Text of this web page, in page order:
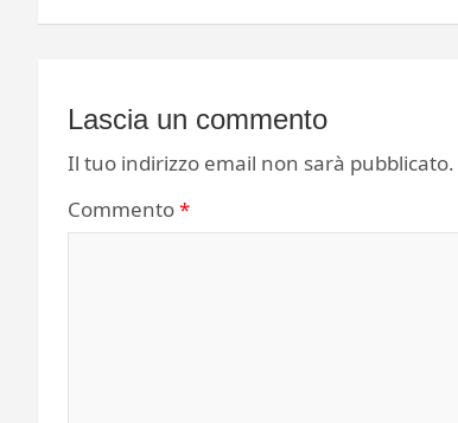
Lascia un commento
Il tuo indirizzo email non sarà pubblicato.
Commento*